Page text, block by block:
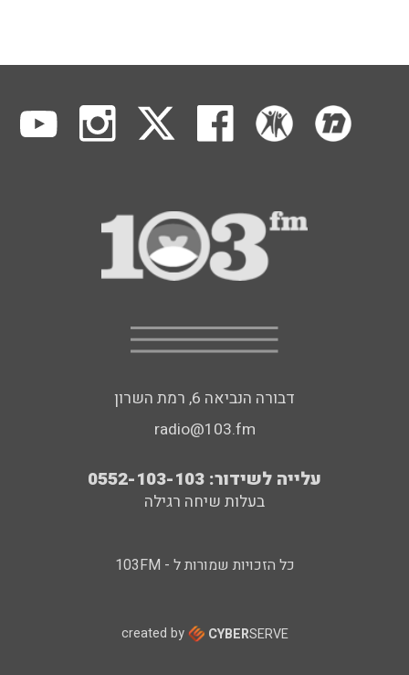
דבורה הנביאה 6, רמת השרון
radio@103.fm
עלייה לשידור: 0552-103-103
בעלות שיחה רגילה
כל הזכויות שמורות ל - 103FM
created by CYBERSERVE